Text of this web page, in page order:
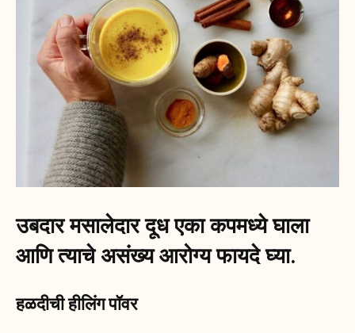
उबदार मसालेदार दूध एका कपमध्ये घाला
आणि त्याचे असंख्य आरोग्य फायदे घ्या.
हळदीची हीलिंग पॉवर